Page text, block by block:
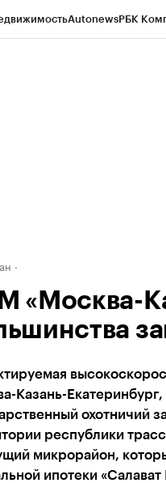
AutonewsРБК
«Москва-
Казань-
охотничий
республики
микрорайон,
ипотеки